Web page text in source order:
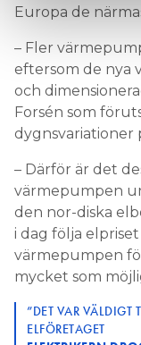
Europa de
– Fler
eftersom de nya
och
Forsén som
dygnsvariationer
– Därför är det
värmepumpen
den nor-diska
i dag följa
värmepumpen
mycket som
”DET VAR VÄLDIGT
ELFÖRETAGET